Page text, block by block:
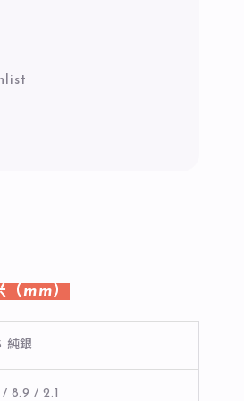
mm）
純銀
8.9 / 2.1